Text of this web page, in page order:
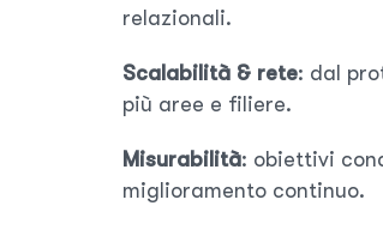
relazionali.
Scalabilità & rete: dal
più aree e filiere.
Misurabilità: obiettivi
miglioramento continuo.